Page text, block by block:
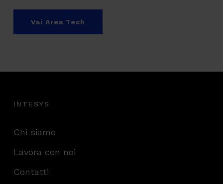
Vai Area Tech
INTESYS
Chi siamo
Lavora con noi
Contatti